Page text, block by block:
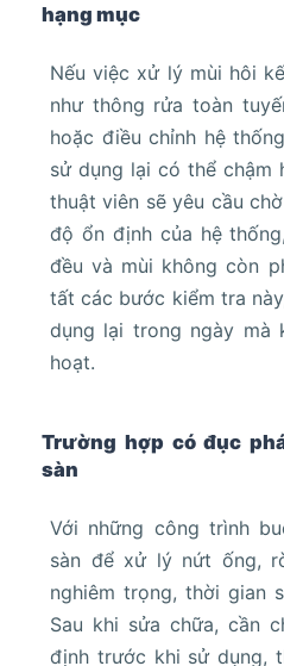
hạng mục
Nếu việc xử lý mùi hôi
như thông rửa toàn
hoặc điều chỉnh hệ
sử dụng lại có thể chậm
thuật viên sẽ yêu cầu
độ ổn định của hệ
đều và mùi không còn
tất các bước kiểm tra
dụng lại trong ngày mà
hoạt.
Trường hợp có đục
sàn
Với những công trình
sàn để xử lý nứt ống,
nghiêm trọng, thời gian
Sau khi sửa chữa, cần
định trước khi sử dụng,